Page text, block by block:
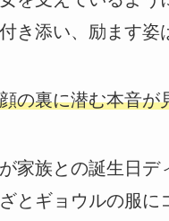
き添い、励ます
の裏に潜む本音が
家族との誕生日デ
とギョウルの服に